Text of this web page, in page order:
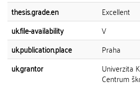
thesis.grade.en
Excellent
uk.file-availability
V
uk.publication.place
Praha
uk.grantor
Univerzita
Centrum